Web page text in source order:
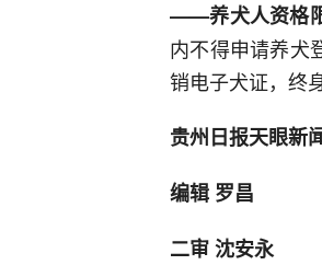
——养犬人资格限
内不得申请养犬
销电子犬证，终
贵州日报天眼新
编辑 罗昌
二审 沈安永